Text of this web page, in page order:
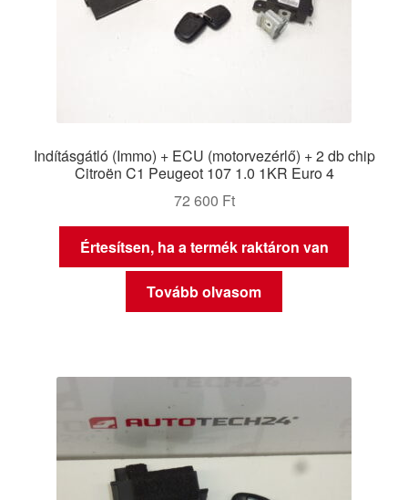
Indításgátló (Immo) + ECU (motorvezérlő) + 2 db chip
Citroën C1 Peugeot 107 1.0 1KR Euro 4
72 600 Ft
Értesítsen, ha a termék raktáron van
Tovább olvasom